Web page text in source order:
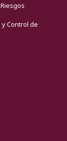
y Control de